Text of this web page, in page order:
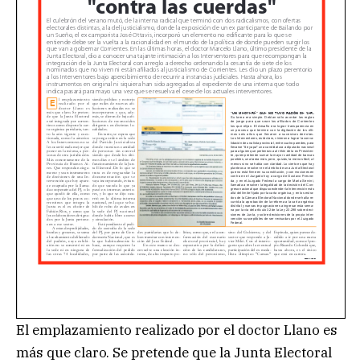
El emplazamiento realizado por el doctor Llano es
más que claro. Se pretende que la Junta Electoral